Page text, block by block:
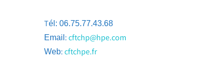
Tél: 06.75.77.43.68
Email :cftchp@hpe.com
Web:cftchpe.fr